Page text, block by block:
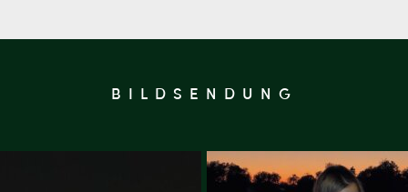
BILDSENDUNG